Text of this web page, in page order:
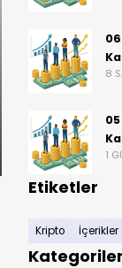
8
1
Etiketler
Kripto İçerikler
Kategoriler